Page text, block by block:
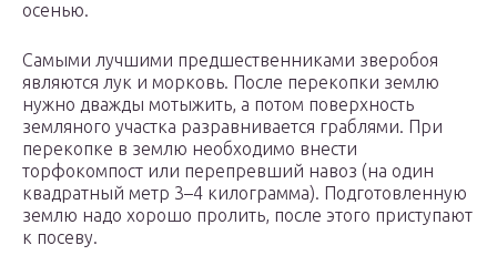
осенью.
Самыми лучшими предшественниками зверобоя
являются лук и морковь. После перекопки землю
нужно дважды мотыжить, а потом поверхность
земляного участка разравнивается граблями. При
перекопке в землю необходимо внести
торфокомпост или перепревший навоз (на один
квадратный метр 3–4 килограмма). Подготовленную
землю надо хорошо пролить, после этого приступают
к посеву.